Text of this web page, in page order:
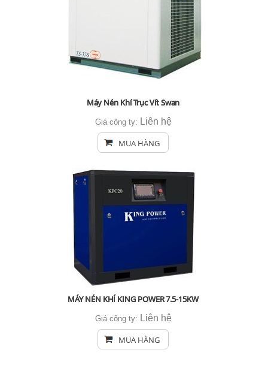
Máy Nén Khí Trục Vít Swan
Giá công ty: Liên hệ
MUA HÀNG
MÁY NÉN KHÍ KING POWER 7.5-15KW
Giá công ty: Liên hệ
MUA HÀNG